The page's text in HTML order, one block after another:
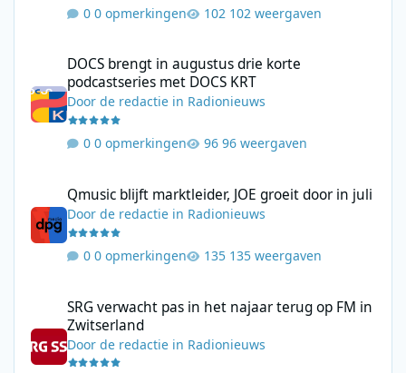
0 opmerkingen 102 weergaven
DOCS brengt in augustus drie korte
podcastseries met DOCS KRT
Doorde redactie in Radionieuws
0 opmerkingen 96 weergaven
Qmusic blijft marktleider, JOE groeit door in juli
Doorde redactie in Radionieuws
0 opmerkingen 135 weergaven
SRG verwacht pas in het najaar terug op FM in
Zwitserland
Doorde redactie in Radionieuws